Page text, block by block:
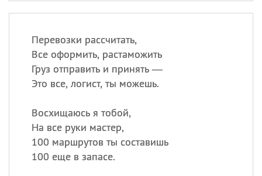
Перевозки рассчитать,
Все оформить, растаможить
Груз отправить и принять —
Это все, логист, ты можешь.
Восхищаюсь я тобой,
На все руки мастер,
100 маршрутов ты составишь
100 еще в запасе.